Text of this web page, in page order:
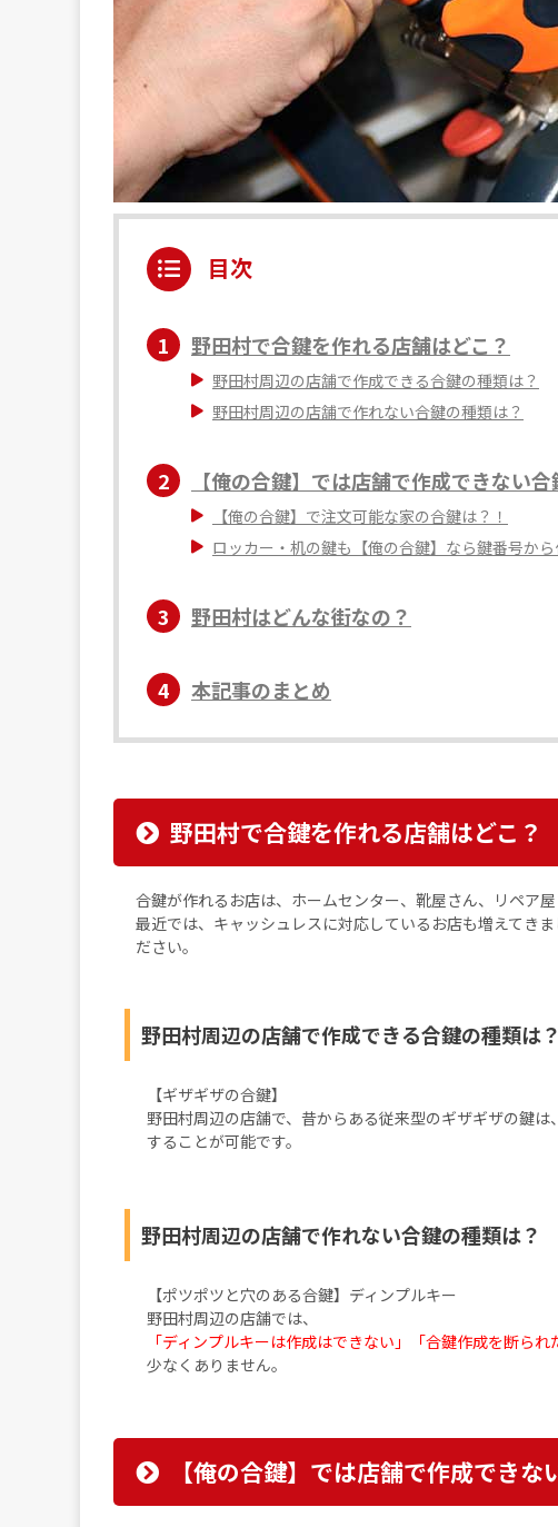
目次
1 野田村で合鍵を作れる店舗はどこ？
野田村周辺の店舗で作成できる合鍵の種類は？
野田村周辺の店舗で作れない合鍵の種類は？
2 【俺の合鍵】では店舗で作成できない
【俺の合鍵】で注文可能な家の合鍵は？！
ロッカー・机の鍵も【俺の合鍵】なら鍵番号から
3 野田村はどんな街なの？
4 本記事のまとめ
野田村で合鍵を作れる店舗はどこ？
合鍵が作れるお店は、ホームセンター、靴屋さん、リペア屋
最近では、キャッシュレスに対応しているお店も増えてき
ださい。
野田村周辺の店舗で作成できる合鍵の種類は？
【ギザギザの合鍵】
野田村周辺の店舗で、昔からある従来型のギザギザの鍵は
することが可能です。
野田村周辺の店舗で作れない合鍵の種類は？
【ポツポツと穴のある合鍵】ディンプルキー
野田村周辺の店舗では、
「ディンプルキーは作成はできない」「合鍵作成を断られ
少なくありません。
【俺の合鍵】では店舗で作成できな